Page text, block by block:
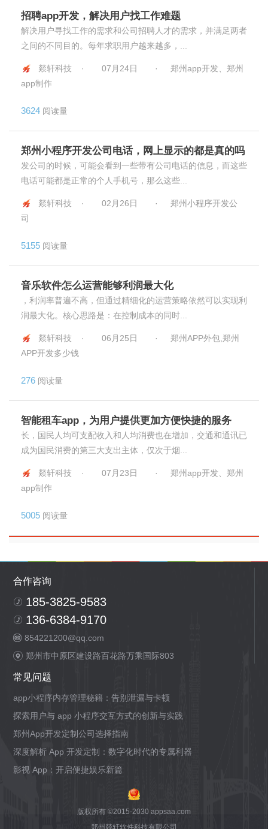
招聘app开发，解决用户找工作难题
解决用户寻找工作的需求和公司招聘人才的需求，并满足两者
之间的不同目的。每年求职用户越来越多，...
燚轩科技 · 07月24日 ·
郑州app开发、郑州
app制作
3624 阅读量
郑州小程序开发公司电话，网上显示的都是真的吗
发公司的时候，可能会看到一些带有公司电话的信息，而这些
电话可能都是正常的个人手机号，那么这些...
燚轩科技 · 02月26日 ·
郑州小程序开发公
司
5155 阅读量
音乐软件怎么运营能够利润最大化
，利润率普遍不高，但通过精细化的运营策略依然可以实现利
润最大化。核心思路是：在控制成本的同时...
燚轩科技 · 06月25日 ·
郑州APP外包,郑州
APP开发多少钱
276 阅读量
智能租车app，为用户提供更加方便快捷的服务
长，国民人均可支配收入和人均消费也在增加，交通和通讯已
成为国民消费的第三大支出主体，仅次于烟...
燚轩科技 · 07月23日 ·
郑州app开发、郑州
app制作
5005 阅读量
合作咨询
185-3825-9583
136-6384-9170
854221200@qq.com
郑州市中原区建设路百花路万乘国际803
常见问题
app小程序内存管理秘籍：告别泄漏与卡顿
探索用户与 app 小程序交互方式的创新与实践
郑州App开发定制公司选择指南
深度解析 App 开发定制：数字化时代的专属利器
影视 App：开启便捷娱乐新篇
版权所有 ©2015-2030 appsaa.com
郑州燚轩软件科技有限公司